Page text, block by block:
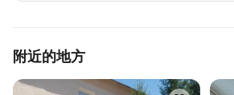
附近的地方